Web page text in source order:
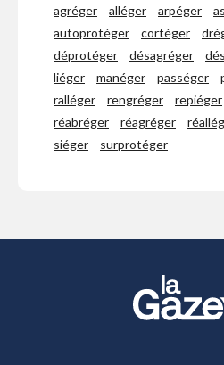
agréger alléger arpéger
autoprotéger
cortéger
déprotéger
désagréger
liéger
manéger passéger
ralléger
rengréger repiéger
réabréger
réagréger
siéger
surprotéger